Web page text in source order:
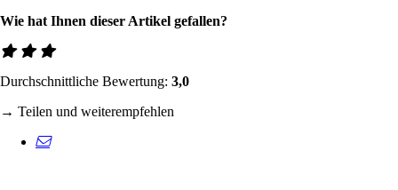
Wie hat Ihnen dieser Artikel gefallen?
Durchschnittliche Bewertung: 3,0
→ Teilen und weiterempfehlen